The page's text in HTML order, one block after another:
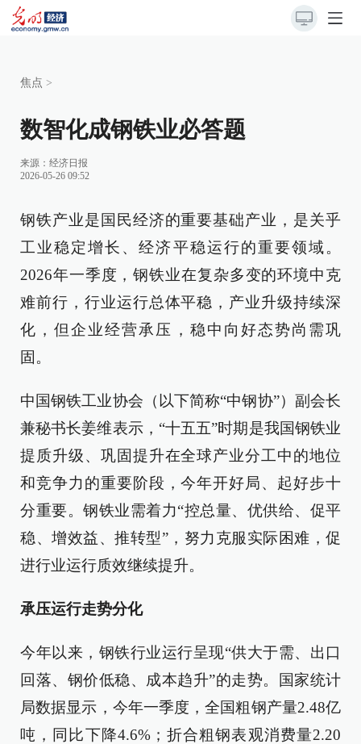
焦点 >
数智化成钢铁业必答题
来源： 经济日报
2026-05-26 09:52
钢铁产业是国民经济的重要基础产业，是关乎
工业稳定增长、经济平稳运行的重要领域。
2026年一季度，钢铁业在复杂多变的环境中克
难前行，行业运行总体平稳，产业升级持续深
化，但企业经营承压，稳中向好态势尚需巩
固。
中国钢铁工业协会（以下简称“中钢协”）副会长
兼秘书长姜维表示，“十五五”时期是我国钢铁业
提质升级、巩固提升在全球产业分工中的地位
和竞争力的重要阶段，今年开好局、起好步十
分重要。钢铁业需着力“控总量、优供给、促平
稳、增效益、推转型”，努力克服实际困难，促
进行业运行质效继续提升。
承压运行走势分化
今年以来，钢铁行业运行呈现“供大于需、出口
回落、钢价低稳、成本趋升”的走势。国家统计
局数据显示，今年一季度，全国粗钢产量2.48亿
吨，同比下降4.6%；折合粗钢表观消费量2.20